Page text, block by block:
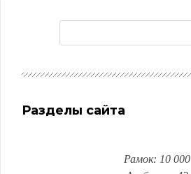
Разделы сайта
Рамок: 10 000